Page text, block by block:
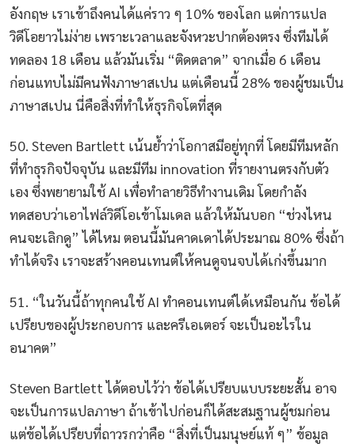
อังกฤษ เราเข้าถึงคนได้แค่ราว ๆ 10% ของโลก แต่การแปล
วิดีโอยาวไม่ง่าย เพราะเวลาและจังหวะปากต้องตรง ซึ่งทีมได้
ทดลอง 18 เดือน แล้วมันเริ่ม “ติดตลาด” จากเมื่อ 6 เดือน
ก่อนแทบไม่มีคนฟังภาษาสเปน แต่เดือนนี้ 28% ของผู้ชมเป็น
ภาษาสเปน นี่คือสิ่งที่ทำให้ธุรกิจโตที่สุด
50. Steven Bartlett เน้นย้ำว่าโอกาสมีอยู่ทุกที่ โดยมีทีมหลัก
ที่ทำธุรกิจปัจจุบัน และมีทีม innovation ที่รายงานตรงกับตัว
เอง ซึ่งพยายามใช้ AI เพื่อทำลายวิธีทำงานเดิม โดยกำลัง
ทดสอบว่าเอาไฟล์วิดีโอเข้าโมเดล แล้วให้มันบอก “ช่วงไหน
คนจะเลิกดู” ได้ไหม ตอนนี้มันคาดเดาได้ประมาณ 80% ซึ่งถ้า
ทำได้จริง เราจะสร้างคอนเทนต์ให้คนดูจนจบได้เก่งขึ้นมาก
51. “ในวันนี้ถ้าทุกคนใช้ AI ทำคอนเทนต์ได้เหมือนกัน ข้อได้
เปรียบของผู้ประกอบการ และครีเอเตอร์ จะเป็นอะไรใน
อนาคต”
Steven Bartlett ได้ตอบไว้ว่า ข้อได้เปรียบแบบระยะสั้น อาจ
จะเป็นการแปลภาษา ถ้าเข้าไปก่อนก็ได้สะสมฐานผู้ชมก่อน
แต่ข้อได้เปรียบที่ถาวรกว่าคือ “สิ่งที่เป็นมนุษย์แท้ ๆ” ข้อมูล